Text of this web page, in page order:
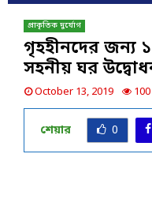
প্রাকৃতিক দুর্যোগ
গৃহহীনদের জন্য
সহনীয় ঘর
October 13, 2019 100
শেয়ার 0